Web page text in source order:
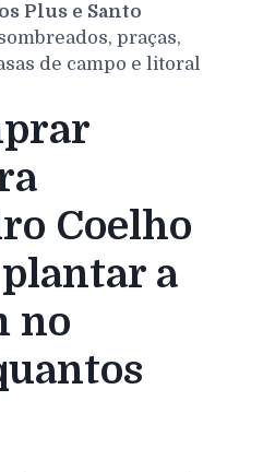
Plus e Santo
praças,
de campo e litoral
Coelho
plantar a
no